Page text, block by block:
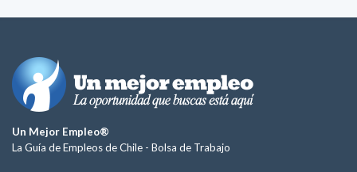
Un Mejor Empleo®
La Guía de Empleos de Chile - Bolsa de Trabajo